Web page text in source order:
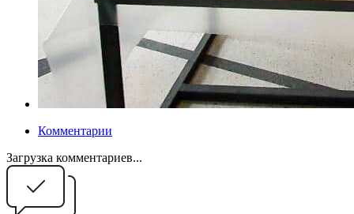
Комментарии
Загрузка комментариев...